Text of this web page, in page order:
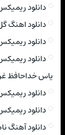
دانلود
دانلود اهنگ
دانلود
دانلود
یاس خداحافظ
دانلود
دانلود
دانلود آهنگ